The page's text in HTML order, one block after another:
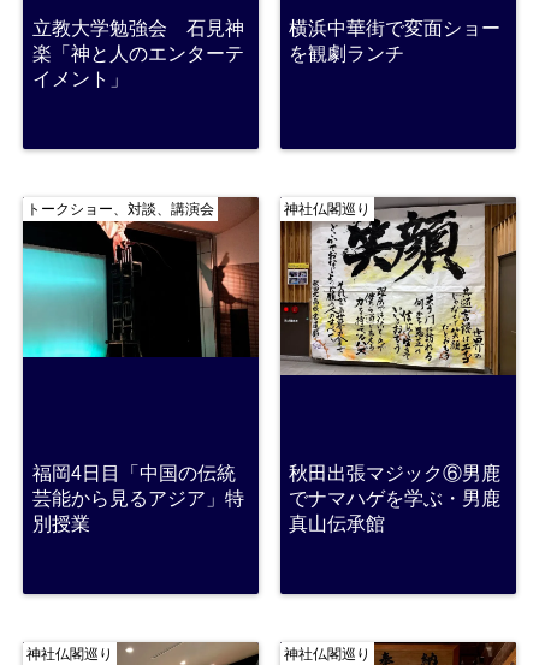
立教大学勉強会 石見神
楽「神と人のエンターテ
イメント」
横浜中華街で変面ショー
を観劇ランチ
トークショー、対談、講演会
福岡4日目「中国の伝統
芸能から見るアジア」特
別授業
神社仏閣巡り
秋田出張マジック⑥男鹿
でナマハゲを学ぶ・男鹿
真山伝承館
神社仏閣巡り 神社仏閣巡り